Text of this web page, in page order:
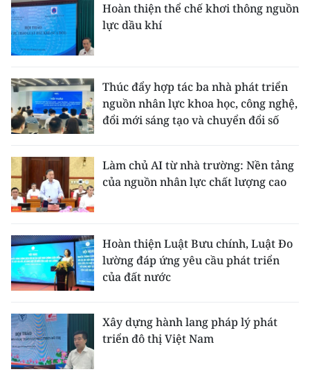
Hoàn thiện thể chế khơi thông nguồn
lực dầu khí
Thúc đẩy hợp tác ba nhà phát triển
nguồn nhân lực khoa học, công nghệ,
đổi mới sáng tạo và chuyển đổi số
Làm chủ AI từ nhà trường: Nền tảng
của nguồn nhân lực chất lượng cao
Hoàn thiện Luật Bưu chính, Luật Đo
lường đáp ứng yêu cầu phát triển
của đất nước
Xây dựng hành lang pháp lý phát
triển đô thị Việt Nam